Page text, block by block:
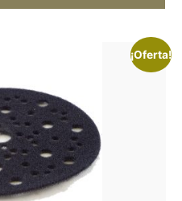
¡Oferta!